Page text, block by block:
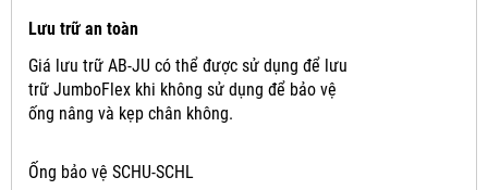
Lưu trữ an toàn
Giá lưu trữ AB-JU có thể được sử dụng để lưu
trữ JumboFlex khi không sử dụng để bảo vệ
ống nâng và kẹp chân không.
Ống bảo vệ SCHU-SCHL